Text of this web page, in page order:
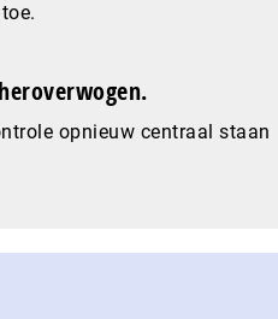
opnieuw centraal staan